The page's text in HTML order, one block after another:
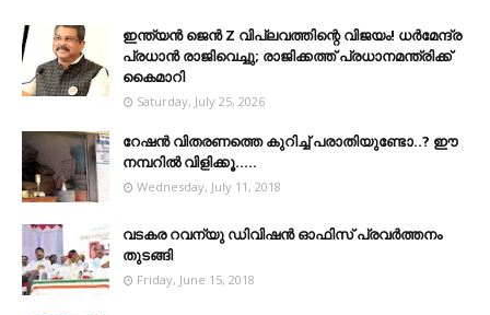
ഇന്ത്യൻ ജെൻ Z വിപ്ലവത്തിന്റെ വിജയം! ധർമേന്ദ്ര
പ്രധാൻ രാജിവെച്ചു; രാജിക്കത്ത് പ്രധാനമന്ത്രിക്ക്
കൈമാറി
Saturday, July 25, 2026
റേഷൻ വിതരണത്തെ കുറിച്ച് പരാതിയുണ്ടോ..? ഈ
നമ്പറില്‍ വിളിക്കൂ.....
Wednesday, July 11, 2018
വടകര റവന്യു ഡിവിഷൻ ഓഫിസ് പ്രവർത്തനം
തുടങ്ങി
Friday, June 15, 2018